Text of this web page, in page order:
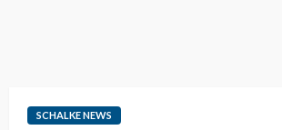
SCHALKE NEWS